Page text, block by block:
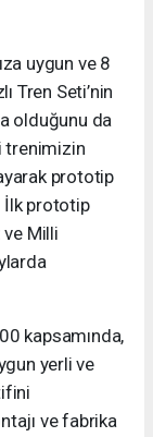
uygun ve 8
Tren Seti’nin
olduğunu da
trenimizin
prototip
İlk prototip
ve Milli
kapsamında,
yerli ve
ve fabrika